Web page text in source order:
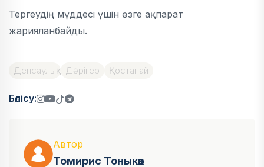
Тергеудің мүддесі үшін өзге ақпарат
жарияланбайды.
Денсаулық Дәрігер Қостанай
Бөлісу:
Автор
Томирис Тоныкөк